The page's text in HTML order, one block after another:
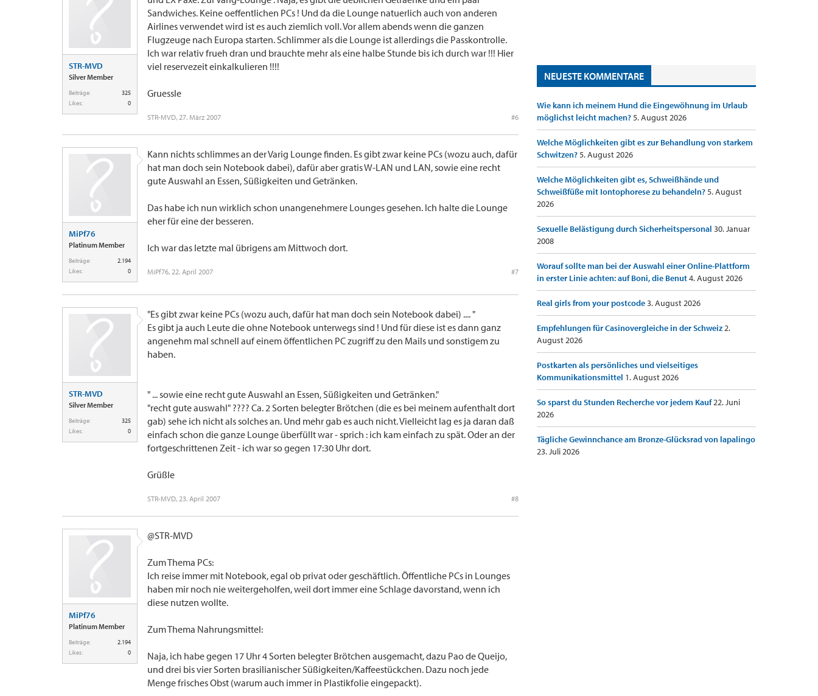
STR-MVD
Silver Member
Beiträge:
325
Likes:
0
Sandwiches. Keine oeffentlichen PCs ! Und da die Lounge natuerlich auch von anderen
Airlines verwendet wird ist es auch ziemlich voll. Vor allem abends wenn die ganzen
Flugzeuge nach Europa starten. Schlimmer als die Lounge ist allerdings die Passkontrolle.
Ich war relativ frueh dran und brauchte mehr als eine halbe Stunde bis ich durch war !!! Hier
viel reservezeit einkalkulieren !!!!
Gruessle
STR-MVD, 27. März 2007 #6
MiPf76
Platinum Member
Beiträge:
2.194
Likes:
0
Kann nichts schlimmes an der Varig Lounge finden. Es gibt zwar keine PCs (wozu auch, dafür
hat man doch sein Notebook dabei), dafür aber gratis W-LAN und LAN, sowie eine recht
gute Auswahl an Essen, Süßigkeiten und Getränken.
Das habe ich nun wirklich schon unangenehmere Lounges gesehen. Ich halte die Lounge
eher für eine der besseren.
Ich war das letzte mal übrigens am Mittwoch dort.
MiPf76, 22. April 2007 #7
STR-MVD
Silver Member
Beiträge:
325
Likes:
0
"Es gibt zwar keine PCs (wozu auch, dafür hat man doch sein Notebook dabei) .... "
Es gibt ja auch Leute die ohne Notebook unterwegs sind ! Und für diese ist es dann ganz
angenehm mal schnell auf einem öffentlichen PC zugriff zu den Mails und sonstigem zu
haben.
" ... sowie eine recht gute Auswahl an Essen, Süßigkeiten und Getränken."
"recht gute auswahl" ???? Ca. 2 Sorten belegter Brötchen (die es bei meinem aufenthalt dort
gab) sehe ich nicht als solches an. Und mehr gab es auch nicht. Vielleicht lag es ja daran daß
einfach schon die ganze Lounge überfüllt war - sprich : ich kam einfach zu spät. Oder an der
fortgeschrittenen Zeit - ich war so gegen 17:30 Uhr dort.
Grüßle
STR-MVD, 23. April 2007 #8
MiPf76
Platinum Member
Beiträge:
2.194
Likes:
0
@STR-MVD
Zum Thema PCs:
Ich reise immer mit Notebook, egal ob privat oder geschäftlich. Öffentliche PCs in Lounges
haben mir noch nie weitergeholfen, weil dort immer eine Schlage davorstand, wenn ich
diese nutzen wollte.
Zum Thema Nahrungsmittel:
Naja, ich habe gegen 17 Uhr 4 Sorten belegter Brötchen ausgemacht, dazu Pao de Queijo,
und drei bis vier Sorten brasilianischer Süßigkeiten/Kaffeestückchen. Dazu noch jede
Menge frisches Obst (warum auch immer in Plastikfolie eingepackt).
NEUESTE KOMMENTARE
Wie kann ich meinem Hund die Eingewöhnung im Urlaub
möglichst leicht machen?5. August 2026
Welche Möglichkeiten gibt es zur Behandlung von starkem
Schwitzen?5. August 2026
Welche Möglichkeiten gibt es, Schweißhände und
Schweißfüße mit Iontophorese zu behandeln?5. August
2026
Sexuelle Belästigung durch Sicherheitspersonal 30. Januar
2008
Worauf sollte man bei der Auswahl einer Online-Plattform
in erster Linie achten: auf Boni, die Benut4. August 2026
Real girls from your postcode3. August 2026
Empfehlungen für Casinovergleiche in der Schweiz2.
August 2026
Postkarten als persönliches und vielseitiges
Kommunikationsmittel 1. August 2026
So sparst du Stunden Recherche vor jedem Kauf22. Juni
2026
Tägliche Gewinnchance am Bronze-Glücksrad von lapalingo
23. Juli 2026